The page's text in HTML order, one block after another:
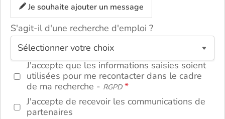
Je souhaite ajouter un message
S'agit-il d'une recherche d'emploi ?
J'accepte que les informations saisies soient
utilisées pour me recontacter dans le cadre
de ma recherche - RGPD
J'accepte de recevoir les communications de
partenaires
ou